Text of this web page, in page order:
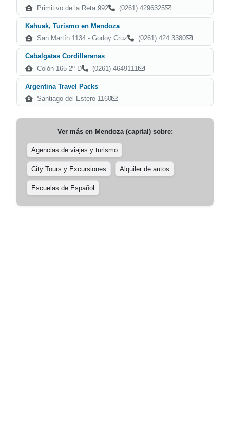
Primitivo de la Reta 992
(0261) 4296325
Kahuak, Turismo en Mendoza
San Martín 1134 - Godoy Cruz
(0261) 424 3380
Cabalgatas Cordilleranas
Colón 165 2º D
(0261) 4649111
Argentina Travel Packs
Santiago del Estero 1160
Ver más en Mendoza (capital)sobre:
Agencias de viajes y turismo
City Tours y Excursiones Alquiler de autos
Escuelas de Español